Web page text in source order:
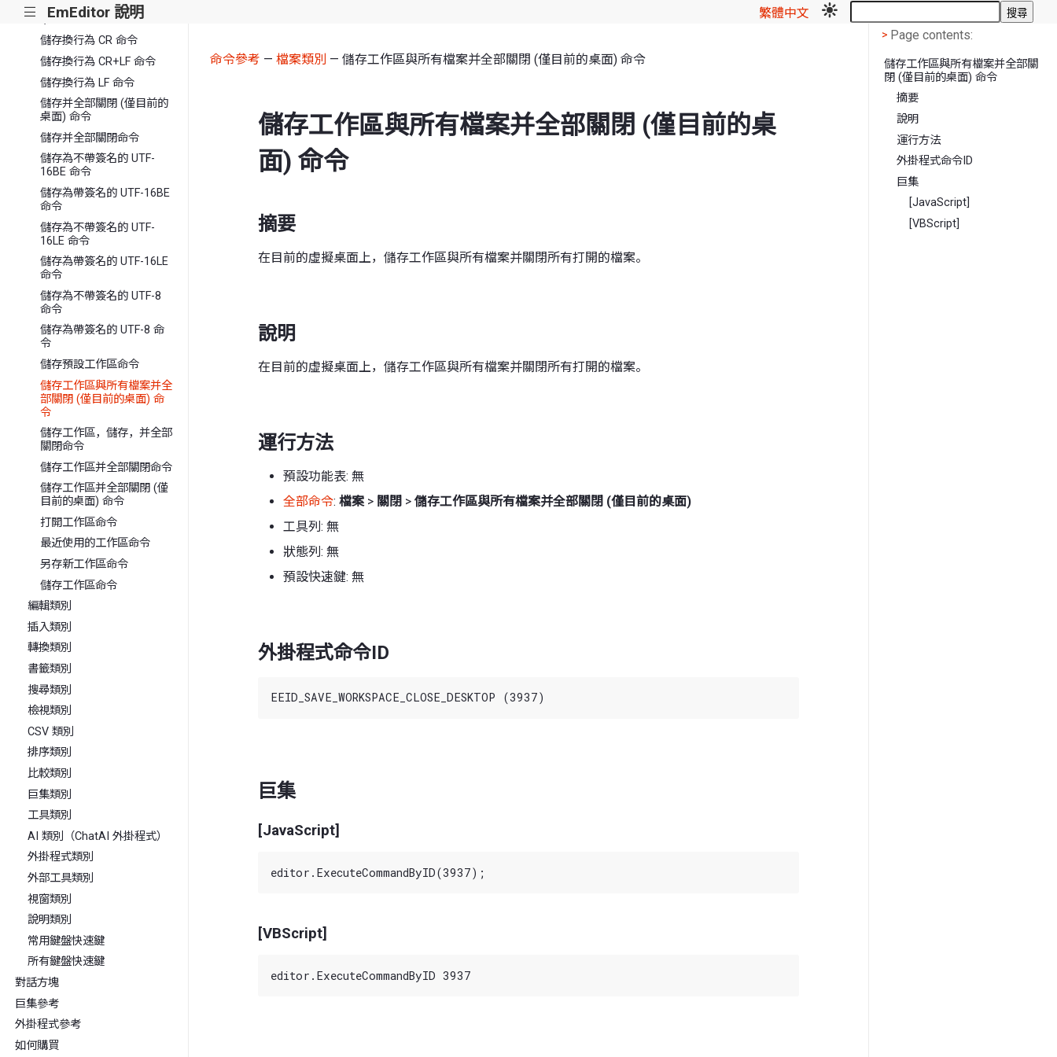
||| EmEditor 說明 繁體中文 搜尋
重新載入 (快顯功能表) 命
令
儲存換行為 CR 命令
儲存換行為 CR+LF 命令
儲存換行為 LF 命令
儲存并全部關閉 (僅目前的
桌面) 命令
儲存并全部關閉命令
儲存為不帶簽名的 UTF-
16BE 命令
儲存為帶簽名的 UTF-16BE
命令
儲存為不帶簽名的 UTF-
16LE 命令
儲存為帶簽名的 UTF-16LE
命令
儲存為不帶簽名的 UTF-8
命令
儲存為帶簽名的 UTF-8 命
令
儲存預設工作區命令
儲存工作區與所有檔案并全
部關閉 (僅目前的桌面) 命
令
儲存工作區，儲存，并全部
關閉命令
儲存工作區并全部關閉命令
儲存工作區并全部關閉 (僅
目前的桌面) 命令
打開工作區命令
最近使用的工作區命令
另存新工作區命令
儲存工作區命令
編輯類別
插入類別
轉換類別
書籤類別
搜尋類別
檢視類別
CSV 類別
排序類別
比較類別
巨集類別
工具類別
AI 類別（ChatAI 外掛程式）
外掛程式類別
外部工具類別
視窗類別
說明類別
常用鍵盤快速鍵
所有鍵盤快速鍵
對話方塊
巨集參考
外掛程式參考
如何購買
命令參考 — 檔案類別 — 儲存工作區與所有檔案并全部關閉 (僅目前的桌面) 命令
儲存工作區與所有檔案并全部關閉 (僅目前的桌
面) 命令
摘要
在目前的虛擬桌面上，儲存工作區與所有檔案并關閉所有打開的檔案。
說明
在目前的虛擬桌面上，儲存工作區與所有檔案并關閉所有打開的檔案。
運行方法
預設功能表: 無
全部命令: 檔案 > 關閉 > 儲存工作區與所有檔案并全部關閉 (僅目前的桌面)
工具列: 無
狀態列: 無
預設快速鍵: 無
外掛程式命令ID
巨集
[JavaScript]
[VBScript]
< Page contents
> Page contents:
儲存工作區與所有檔案并全部關
閉 (僅目前的桌面) 命令
摘要
說明
運行方法
外掛程式命令ID
巨集
[JavaScript]
[VBScript]